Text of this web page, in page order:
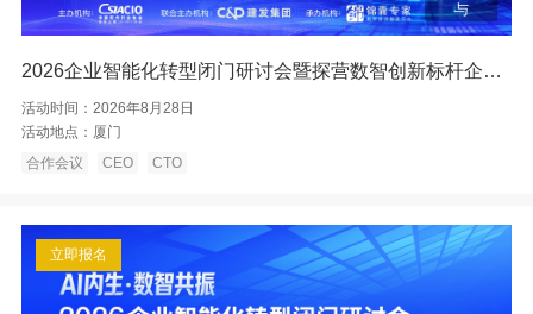
与
2026企业智能化转型闭门研讨会暨探营数智创新标杆企业——厦门建发
活动时间： 2026年8月28日
活动地点： 厦门
合作会议
CEO CTO
立即报名